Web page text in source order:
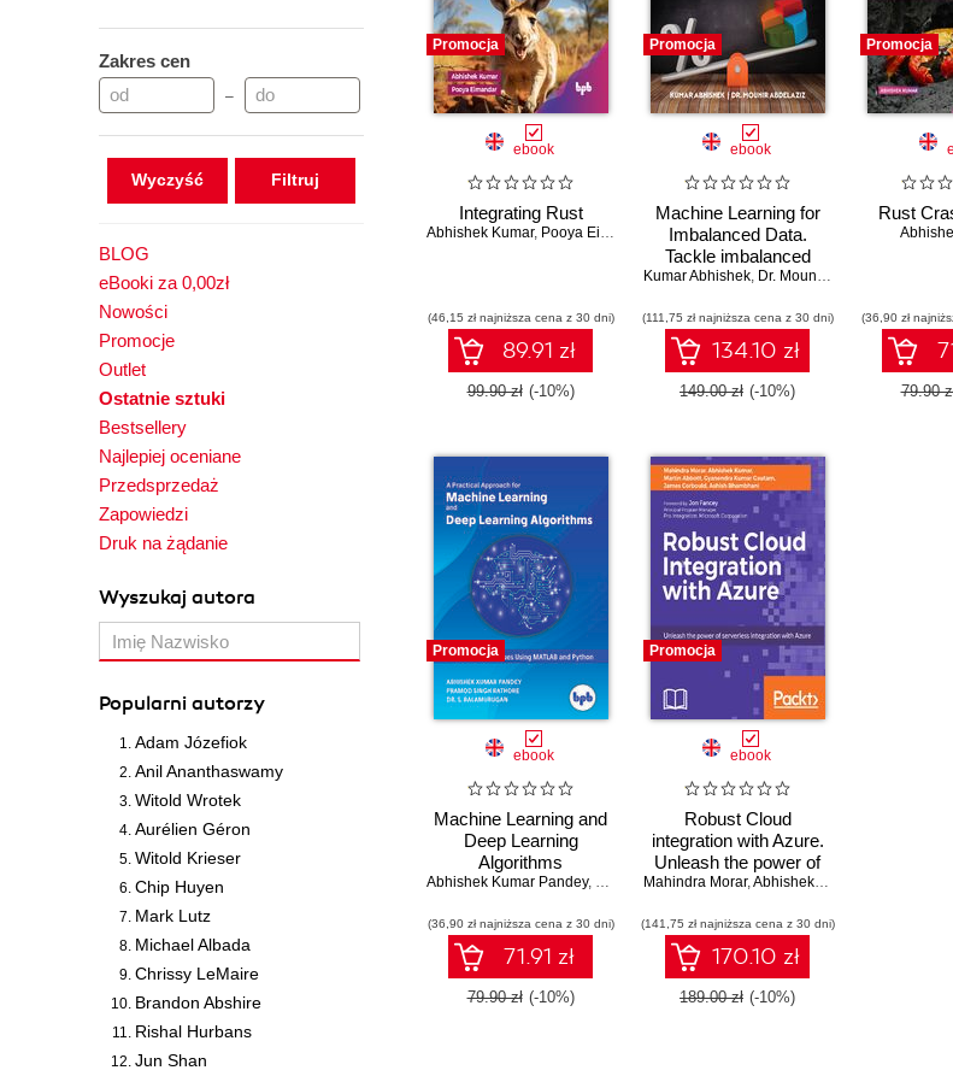
Zakres cen
–
Wyczyść
BLOG
eBooki za 0,00zł
Nowości
Promocje
Outlet
Ostatnie sztuki
Bestsellery
Najlepiej oceniane
Przedsprzedaż
Zapowiedzi
Druk na żądanie
Wyszukaj autora
Popularni autorzy
Adam Józefiok
Anil Ananthaswamy
Witold Wrotek
Aurélien Géron
Witold Krieser
Chip Huyen
Mark Lutz
Michael Albada
Chrissy LeMaire
Brandon Abshire
Rishal Hurbans
Jun Shan
Promocja
ebook
Integrating Rust
Abhishek Kumar, Pooya Eimandar
(46,15 zł najniższa cena z 30 dni)
89.91 zł
99.90 zł (-10%)
Promocja
ebook
Machine Learning for
Imbalanced Data.
Tackle imbalanced
datasets using machine
learning techniques
Kumar Abhishek, Dr. Mounir Abdelaziz
(111,75 zł najniższa cena z 30 dni)
134.10 zł
149.00 zł (-10%)
Promocja
Rust
(36,90 zł
79.90
Promocja
ebook
Machine Learning and
Deep Learning
Algorithms
Abhishek Kumar Pandey, Pramod Singh Rathore,Dr. S Balamurugan
(36,90 zł najniższa cena z 30 dni)
71.91 zł
79.90 zł (-10%)
Promocja
ebook
Robust Cloud
integration with Azure.
Unleash the power of
serverless integration
Mahindra Morar,Abhishek Kumar
(141,75 zł najniższa cena z 30 dni)
170.10 zł
189.00 zł (-10%)